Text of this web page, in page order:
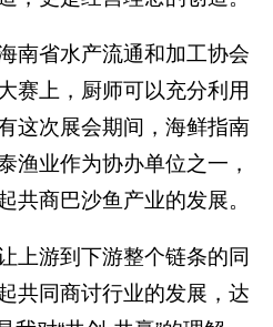
南省水产流通和加工协会
赛上，厨师可以充分利用
这次展会期间，海鲜指南
渔业作为协办单位之一，
共商巴沙鱼产业的发展。
上游到下游整个链条的同
共同商讨行业的发展，达